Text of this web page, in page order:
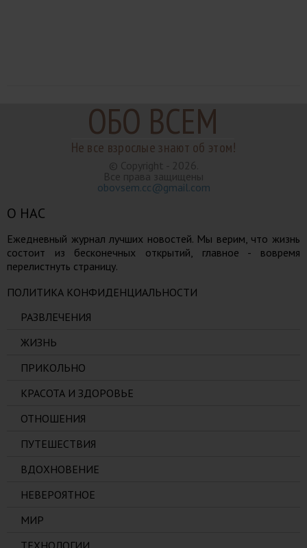
ОБО ВСЕМ
Не все взрослые знают об этом!
© Copyright - 2026.
Все права защищены
obovsem.cc@gmail.com
О НАС
Ежедневный журнал лучших новостей. Мы верим, что жизнь
состоит из бесконечных открытий, главное - вовремя
перелистнуть страницу.
ПОЛИТИКА КОНФИДЕНЦИАЛЬНОСТИ
РАЗВЛЕЧЕНИЯ
ЖИЗНЬ
ПРИКОЛЬНО
КРАСОТА И ЗДОРОВЬЕ
ОТНОШЕНИЯ
ПУТЕШЕСТВИЯ
ВДОХНОВЕНИЕ
НЕВЕРОЯТНОЕ
МИР
ТЕХНОЛОГИИ